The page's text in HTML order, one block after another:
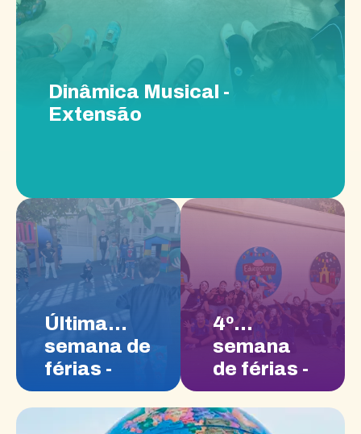
Dinâmica Musical -
Extensão
Última
semana de
férias -
(Extensão)
4º
semana
de férias -
(Extensão
- Julho)